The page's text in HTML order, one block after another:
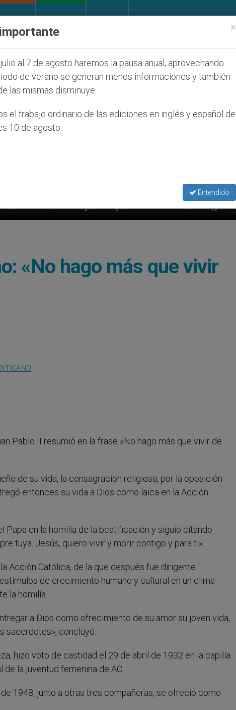
que afecta a cristianos (y no sólo) en Tierra Santa
«No hago más que vivir
Pablo II resumió en la frase «No hago más que vivir de
de su vida, la consagración religiosa, por la oposición
entonces su vida a Dios como laica en la Acción
Papa en la homilía de la beatificación y siguió citando
tuya. Jesús, quiero vivir y morir contigo y para ti».
Acción Católica, de la que después fue dirigente
de crecimiento humano y cultural en un clima
la homilía.
a Dios como ofrecimiento de su amor su joven vida,
sacerdotes», concluyó.
hizo voto de castidad el 29 de abril de 1932 en la capilla
la juventud femenina de AC.
1948, junto a otras tres compañeras, se ofreció como
×
al 7 de agosto haremos la pausa anual, aprovechando
de verano se generan menos informaciones y también
las mismas disminuye.
el trabajo ordinario de las ediciones en inglés y español de
10 de agosto.
Entendido